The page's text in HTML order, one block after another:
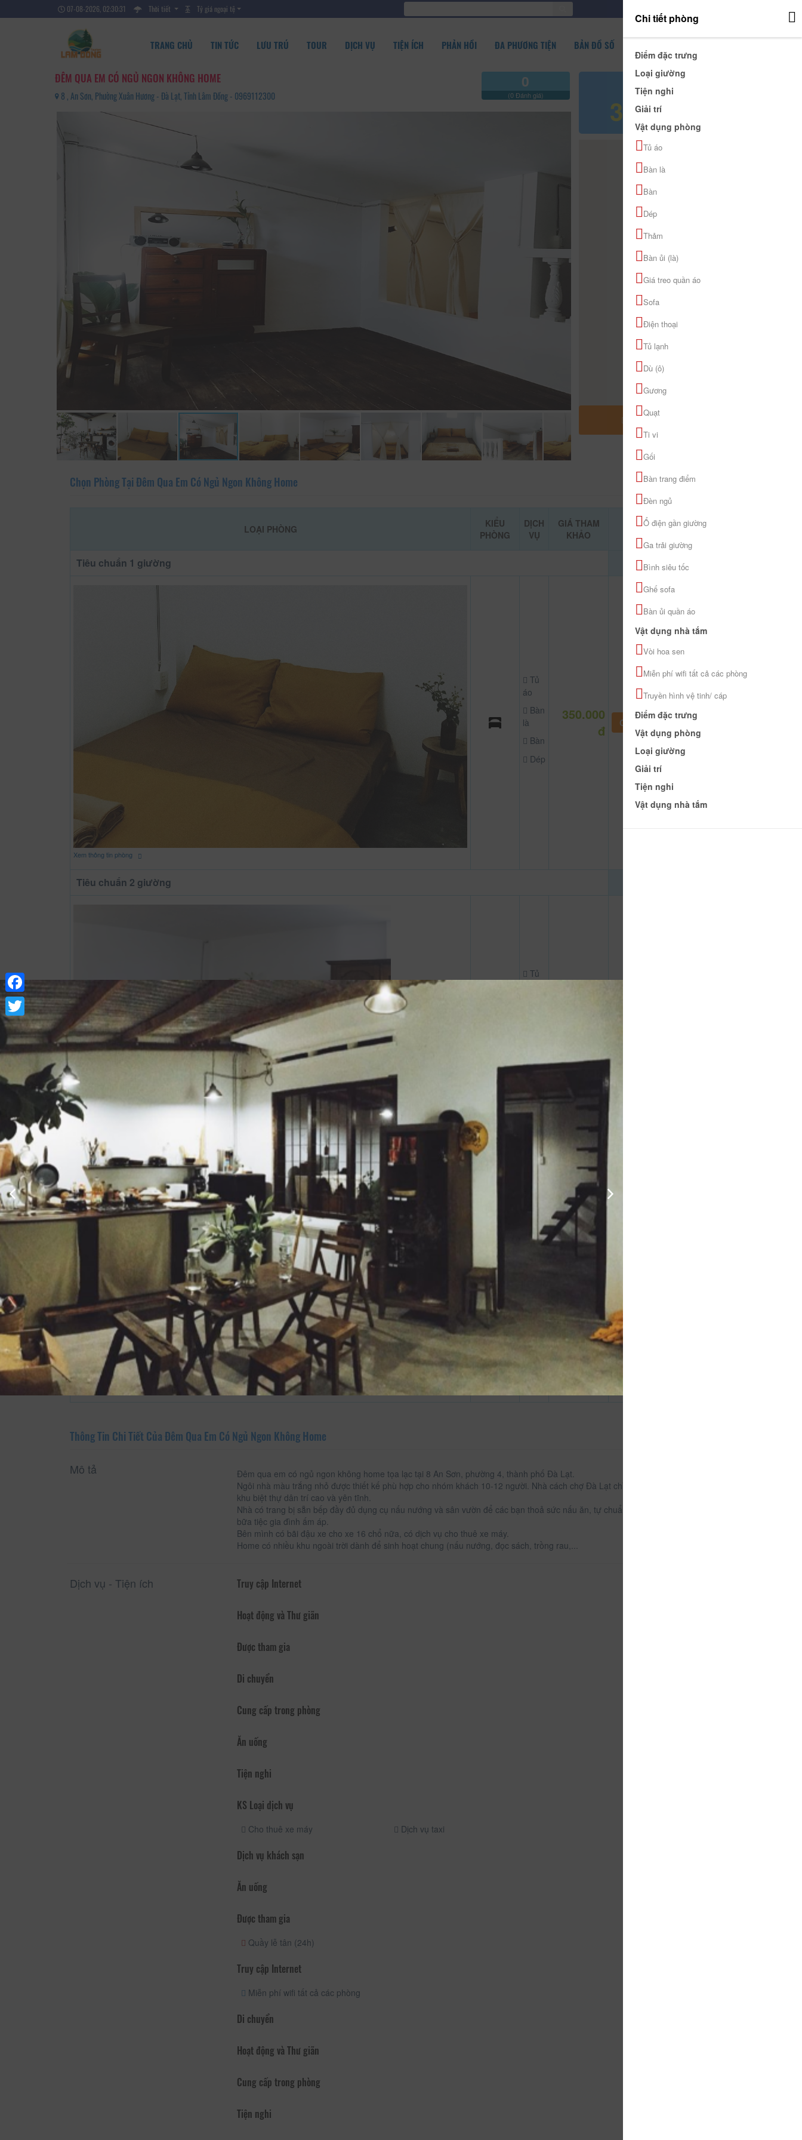
07-08-2026, 02:30:33 Thời tiết Tỷ giá ngoại tệ
TRANG CHỦ TIN TỨC LƯU TRÚ TOUR DỊCH VỤ TIỆN ÍCH PHẢN HỒI ĐA PHƯƠNG TIỆN BẢN ĐỒ SỐ
ĐÊM QUA EM CÓ NGỦ NGON KHÔNG HOME
8 , An Sơn, Phường Xuân Hương - Đà Lạt, Tỉnh Lâm Đồng - 0969112300
0
(0 Đánh giá) 350.000 đ
MỞ RỘNG BẢN ĐỒ
Chọn Phòng Tại Đêm Qua Em Có Ngủ Ngon Không Home
LOẠI PHÒNG
KIỂU
PHÒNG
DỊCH
VỤ
GIÁ THAM
KHẢO
ĐẶT PHÒNG
Tiêu chuẩn 1 giường
Xem thông tin phòng
Tủ
áo
Bàn
là
Bàn
Dép
350.000
đ
CHƯA KHAI BÁO PHÒNG
Tiêu chuẩn 2 giường
Xem thông tin phòng
Tủ
Tiêu chuẩn gia đình
Xem thông tin phòng
Tủ
Thông Tin Chi Tiết Của Đêm Qua Em Có Ngủ Ngon Không Home
Mô tả
Đêm qua em có ngủ ngon không home tọa lạc tại 8 An Sơn, phường 4, thành phố Đà Lạt.
Ngôi nhà màu trắng nhỏ được thiết kế phù hợp cho nhóm khách 10-12 người. Nhà cách chợ Đà Lạt chỉ 5p đi xe máy, nằm trong
khu biệt thự dân trí cao và yên tĩnh.
Nhà có trang bị sẵn bếp đầy đủ dụng cụ nấu nướng và sân vườn để các bạn thoả sức nấu ăn, tự chuẩn bị bữa sáng và tổ chức các
bữa tiệc gia đình ấm áp.
Bên mình có bãi đậu xe cho xe 16 chổ nữa, có dịch vụ cho thuê xe máy.
Home có nhiều khu ngoài trời dành để sinh hoạt chung (nấu nướng, đọc sách, trồng rau,...
Dịch vụ - Tiện ích Truy cập Internet
Hoạt động và Thư giãn
Được tham gia
Di chuyển
Cung cấp trong phòng
Ăn uống
Tiện nghi
KS Loại dịch vụ
Cho thuê xe máy Dịch vụ taxi
Dịch vụ khách sạn
Ăn uống
Được tham gia
Quầy lễ tân (24h)
Truy cập Internet
Miễn phí wifi tất cả các phòng
Di chuyển
Hoạt động và Thư giãn
Cung cấp trong phòng
Tiện nghi
Chi tiết phòng
Điểm đặc trưng
Loại giường
Tiện nghi
Giải trí
Vật dụng phòng
Tủ áo
Bàn là
Bàn
Dép
Thảm
Bàn ủi (là)
Giá treo quần áo
Sofa
Điện thoại
Tủ lạnh
Dù (ô)
Gương
Quạt
Ti vi
Gối
Bàn trang điểm
Đèn ngủ
Ổ điện gần giường
Ga trải giường
Bình siêu tốc
Ghế sofa
Bàn ủi quần áo
Vật dụng nhà tắm
Vòi hoa sen
Miễn phí wifi tất cả các phòng
Truyền hình vệ tinh/ cáp
Điểm đặc trưng
Vật dụng phòng
Loại giường
Giải trí
Tiện nghi
Vật dụng nhà tắm
Facebook
Twitter